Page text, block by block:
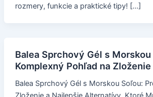
rozmery, funkcie a praktické tipy! […]
Balea Sprchový Gél s
Komplexný Pohľad na
Balea Sprchový Gél s Morskou Soľou: